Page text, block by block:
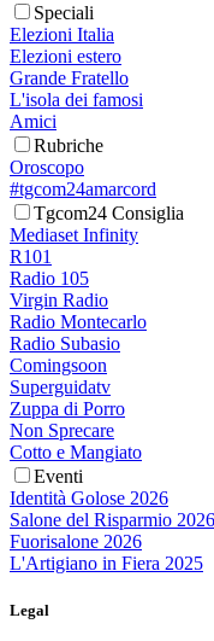
Speciali
Elezioni Italia
Elezioni estero
Grande Fratello
L'isola dei famosi
Amici
Rubriche
Oroscopo
#tgcom24amarcord
Tgcom24 Consiglia
Mediaset Infinity
R101
Radio 105
Virgin Radio
Radio Montecarlo
Radio Subasio
Comingsoon
Superguidatv
Zuppa di Porro
Non Sprecare
Cotto e Mangiato
Eventi
Identità Golose 2026
Salone del Risparmio 2026
Fuorisalone 2026
L'Artigiano in Fiera 2025
Legal